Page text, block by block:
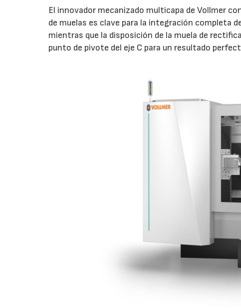
El innovador mecanizado multicapa de Vollmer
de muelas es clave para la integración completa
mientras que la disposición de la muela de
punto de pivote del eje C para un resultado